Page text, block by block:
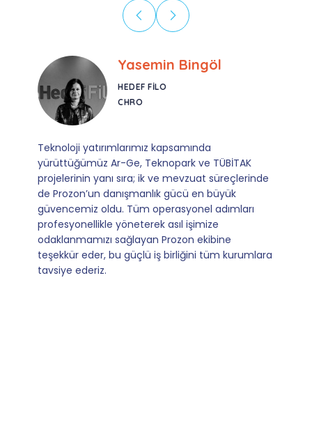
Ebru Kural
CORESYS
SATIŞ YÖNETICISI
Mevzuata uyum, başvuru ve izleme adımlarında
sağladıkları kusursuz yönlendirme sayesinde artık
operasyonlarımızı sıfır kaygı ve tam güvenle
yürütüyoruz. İş birliğimizi bizim için asıl değerli
kılan ise; ihtiyaç duyduğumuz her an ulaşılabilir
olmaları ve sorularımıza aldığımız hızlı geri
dönüşler.